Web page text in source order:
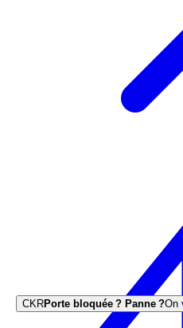
CKRPorte bloquée ? Panne ?On